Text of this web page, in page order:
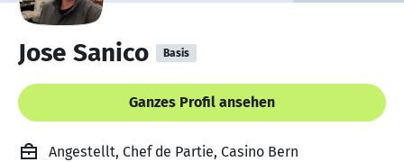
Jose Sanico Basis
Ganzes Profil ansehen
Angestellt, Chef de Partie, Casino Bern